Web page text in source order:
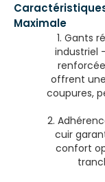
Maximale
1. Gants
industriel
offrent
coupures,
2.
cuir
confort